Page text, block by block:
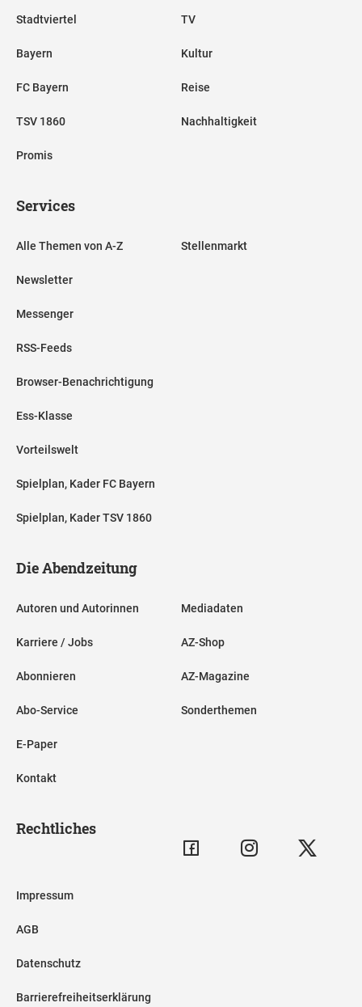
Stadtviertel
Bayern
FC Bayern
TSV 1860
Promis
TV
Kultur
Reise
Nachhaltigkeit
Services
Alle Themen von A-Z
Newsletter
Messenger
RSS-Feeds
Browser-Benachrichtigung
Ess-Klasse
Vorteilswelt
Spielplan, Kader FC Bayern
Spielplan, Kader TSV 1860
Stellenmarkt
Die Abendzeitung
Autoren und Autorinnen
Karriere / Jobs
Abonnieren
Abo-Service
E-Paper
Kontakt
Mediadaten
AZ-Shop
AZ-Magazine
Sonderthemen
Rechtliches
Impressum
AGB
Datenschutz
Barrierefreiheitserklärung